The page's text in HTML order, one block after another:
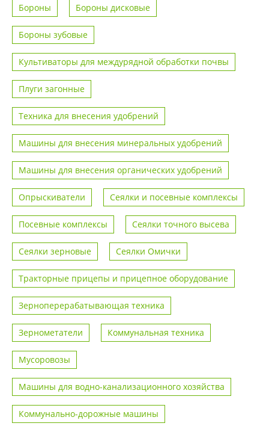
Бороны Бороны дисковые
Бороны зубовые
Культиваторы для междурядной обработки почвы
Плуги загонные
Техника для внесения удобрений
Машины для внесения минеральных удобрений
Машины для внесения органических удобрений
Опрыскиватели Сеялки и посевные комплексы
Посевные комплексы Сеялки точного высева
Сеялки зерновые Сеялки Омички
Тракторные прицепы и прицепное оборудование
Зерноперерабатывающая техника
Зернометатели Коммунальная техника
Мусоровозы
Машины для водно-канализационного хозяйства
Коммунально-дорожные машины